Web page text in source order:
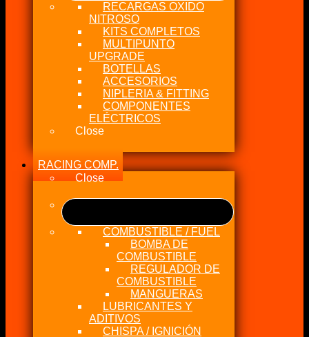
RECARGAS OXIDO
NITROSO
KITS COMPLETOS
MULTIPUNTO
UPGRADE
BOTELLAS
ACCESORIOS
NIPLERIA & FITTING
COMPONENTES
ELÉCTRICOS
Close
RACING COMP.
Close
COMBUSTIBLE / FUEL
BOMBA DE
COMBUSTIBLE
REGULADOR DE
COMBUSTIBLE
MANGUERAS
LUBRICANTES Y
ADITIVOS
CHISPA / IGNICIÓN